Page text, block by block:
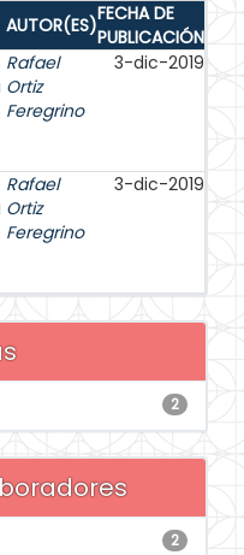
AUTOR(ES)FECHA DE
PUBLICACIÓN
Rafael
Ortiz
Feregrino
3-dic-2019
Rafael
Ortiz
Feregrino
3-dic-2019
2
2